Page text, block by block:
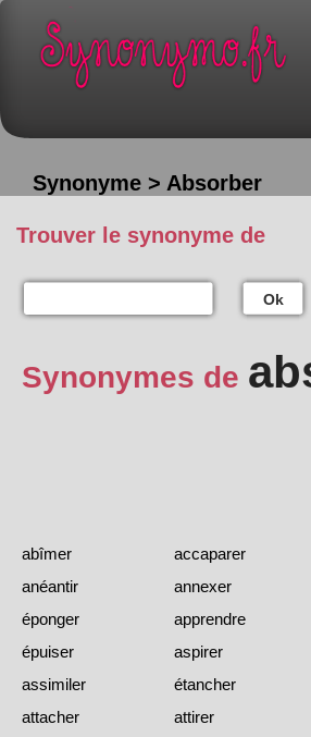
Synonyme > Absorber
Trouver le synonyme de
Ok
Synonymes de
abîmer
accaparer
anéantir
annexer
éponger
apprendre
épuiser
aspirer
assimiler
étancher
attacher
attirer